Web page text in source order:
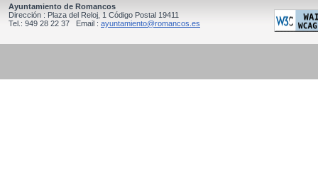
Ayuntamiento de Romancos
Dirección : Plaza del Reloj, 1 Código Postal 19411
Tel.: 949 28 22 37 Email : ayuntamiento@romancos.es